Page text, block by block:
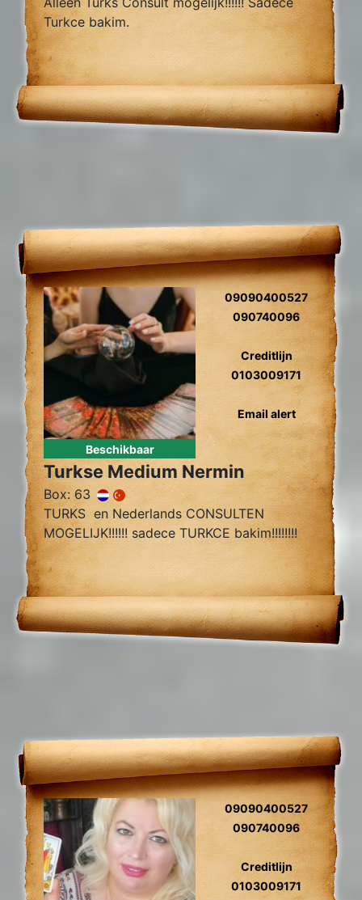
Turkce bakim.
Beschikbaar
09090400527
090740096
Creditlijn
0103009171
Email alert
Turkse Medium Nermin
Box: 63
TURKS en Nederlands CONSULTEN
MOGELIJK!!!!!! sadece TURKCE bakim!!!!!!!!
09090400527
090740096
Creditlijn
0103009171